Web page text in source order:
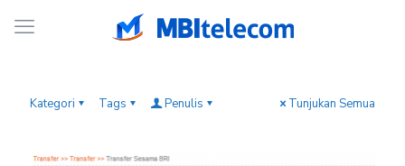
Kategori Tags Penulis Tunjukan Semua